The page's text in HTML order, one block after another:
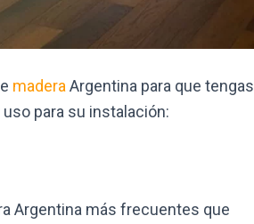
madera Argentina para que tengas
para su instalación:
Argentina más frecuentes que